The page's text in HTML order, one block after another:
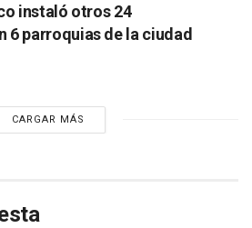
instaló otros 24
6 parroquias de la ciudad
CARGAR MÁS